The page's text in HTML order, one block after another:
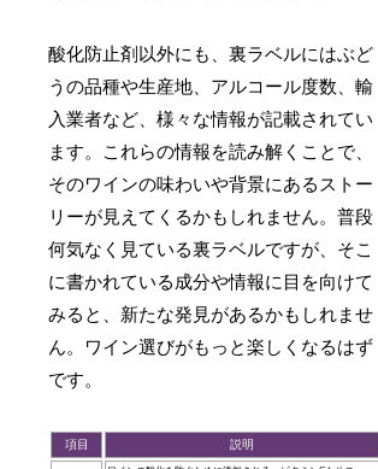
酸化防止剤以外にも、裏ラベルにはぶど
うの品種や生産地、アルコール度数、輸
入業者など、様々な情報が記載されてい
ます。これらの情報を読み解くことで、
そのワインの味わいや背景にあるストー
リーが見えてくるかもしれません。普段
何気なく見ている裏ラベルですが、そこ
に書かれている成分や情報に目を向けて
みると、新たな発見があるかもしれませ
ん。ワイン選びがもっと楽しくなるはず
です。
項目 説明